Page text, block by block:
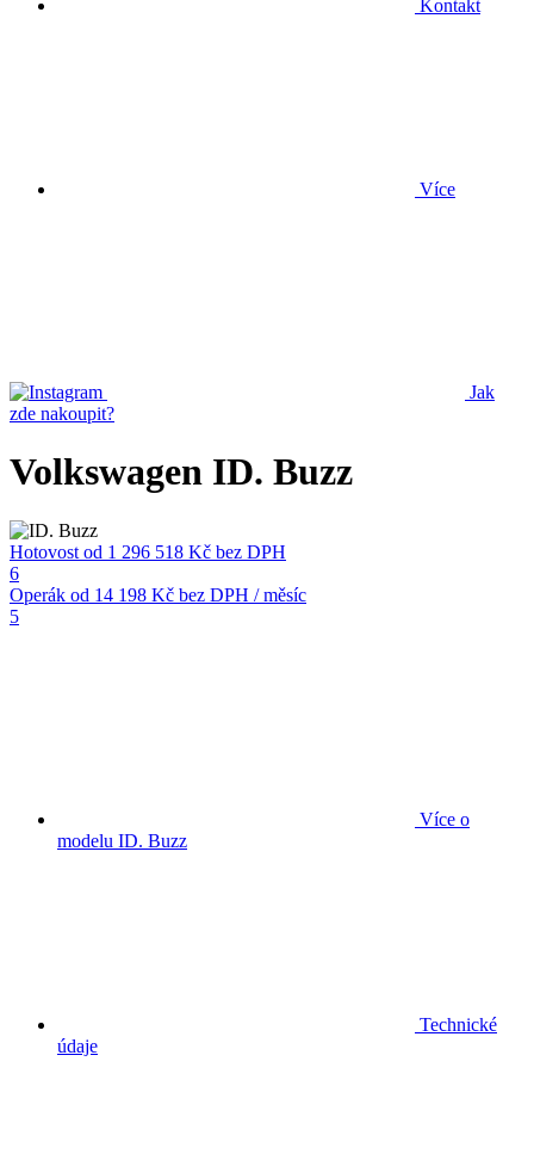
Kontakt
Více
Jak
zde nakoupit?
Volkswagen ID. Buzz
Hotovost od 1 296 518 Kč bez DPH
6
Operák od 14 198 Kč bez DPH / měsíc
5
Více o
modelu ID. Buzz
Technické
údaje